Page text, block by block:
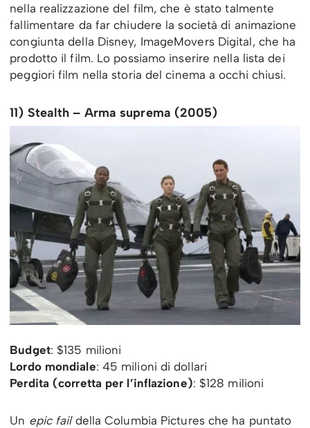
nella realizzazione del film, che è stato talmente
fallimentare da far chiudere la società di animazione
congiunta della Disney, ImageMovers Digital, che ha
prodotto il film. Lo possiamo inserire nella lista dei
peggiori film nella storia del cinema a occhi chiusi.
11) Stealth – Arma suprema (2005)
Budget: $135 milioni
Lordo mondiale: 45 milioni di dollari
Perdita (corretta per l’inflazione): $128 milioni
Un epic faildella Columbia Pictures che ha puntato